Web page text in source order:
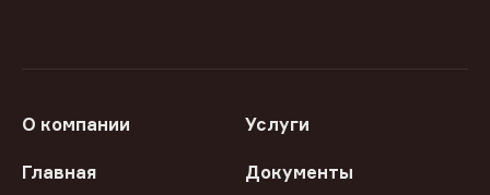
О компании Услуги
Главная Документы